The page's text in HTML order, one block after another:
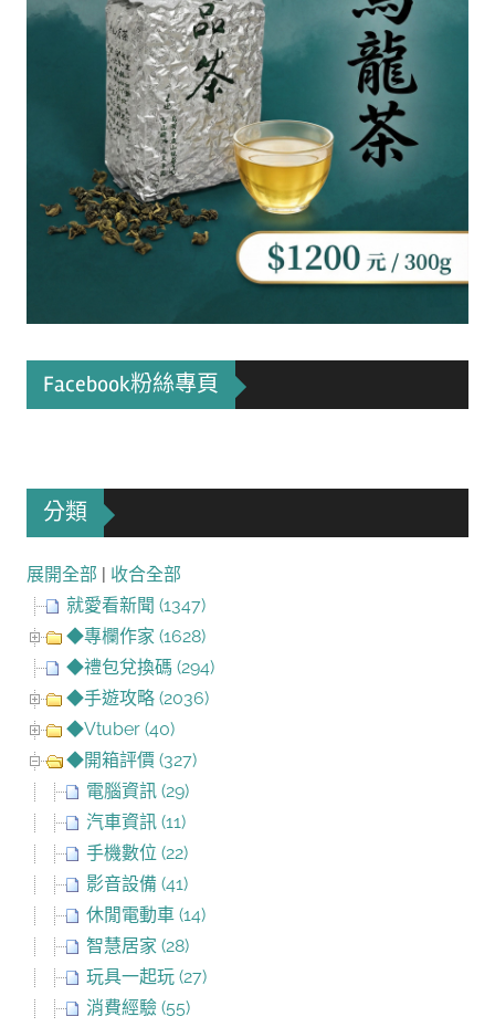
Facebook粉絲專頁
分類
展開全部
收合全部
就愛看新聞 (1347)
◆專欄作家 (1628)
◆禮包兌換碼 (294)
◆手遊攻略 (2036)
◆Vtuber (40)
◆開箱評價 (327)
電腦資訊 (29)
汽車資訊 (11)
手機數位 (22)
影音設備 (41)
休閒電動車 (14)
智慧居家 (28)
玩具一起玩 (27)
消費經驗 (55)